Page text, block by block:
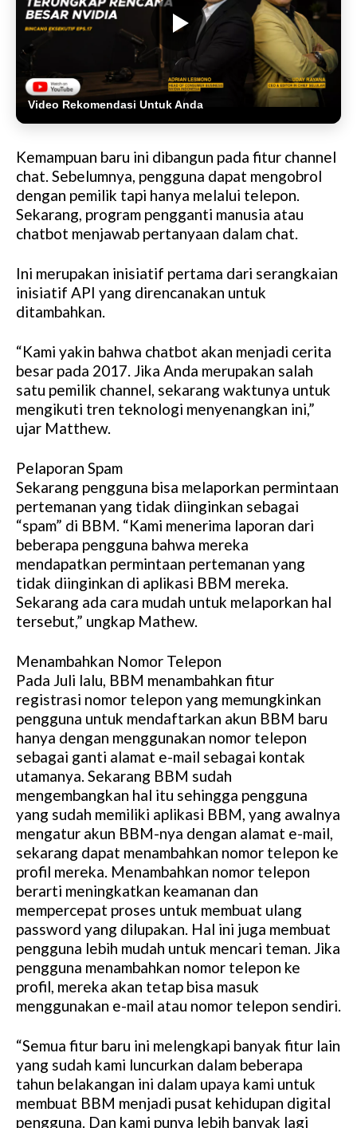
Video Rekomendasi Untuk Anda
Kemampuan baru ini dibangun pada fitur channel
chat. Sebelumnya, pengguna dapat mengobrol
dengan pemilik tapi hanya melalui telepon.
Sekarang, program pengganti manusia atau
chatbot menjawab pertanyaan dalam chat.
Ini merupakan inisiatif pertama dari serangkaian
inisiatif API yang direncanakan untuk
ditambahkan.
“Kami yakin bahwa chatbot akan menjadi cerita
besar pada 2017. Jika Anda merupakan salah
satu pemilik channel, sekarang waktunya untuk
mengikuti tren teknologi menyenangkan ini,”
ujar Matthew.
Pelaporan Spam
Sekarang pengguna bisa melaporkan permintaan
pertemanan yang tidak diinginkan sebagai
“spam” di BBM. “Kami menerima laporan dari
beberapa pengguna bahwa mereka
mendapatkan permintaan pertemanan yang
tidak diinginkan di aplikasi BBM mereka.
Sekarang ada cara mudah untuk melaporkan hal
tersebut,” ungkap Mathew.
Menambahkan Nomor Telepon
Pada Juli lalu, BBM menambahkan fitur
registrasi nomor telepon yang memungkinkan
pengguna untuk mendaftarkan akun BBM baru
hanya dengan menggunakan nomor telepon
sebagai ganti alamat e-mail sebagai kontak
utamanya. Sekarang BBM sudah
mengembangkan hal itu sehingga pengguna
yang sudah memiliki aplikasi BBM, yang awalnya
mengatur akun BBM-nya dengan alamat e-mail,
sekarang dapat menambahkan nomor telepon ke
profil mereka. Menambahkan nomor telepon
berarti meningkatkan keamanan dan
mempercepat proses untuk membuat ulang
password yang dilupakan. Hal ini juga membuat
pengguna lebih mudah untuk mencari teman. Jika
pengguna menambahkan nomor telepon ke
profil, mereka akan tetap bisa masuk
menggunakan e-mail atau nomor telepon sendiri.
“Semua fitur baru ini melengkapi banyak fitur lain
yang sudah kami luncurkan dalam beberapa
tahun belakangan ini dalam upaya kami untuk
membuat BBM menjadi pusat kehidupan digital
pengguna. Dan kami punya lebih banyak lagi